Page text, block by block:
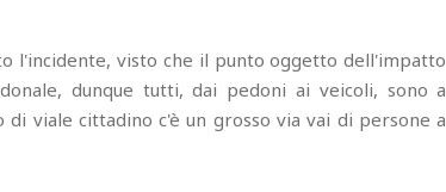
l'incidente, visto che il punto oggetto dell'impatto
dunque tutti, dai pedoni ai veicoli, sono a
viale cittadino c'è un grosso via vai di persone a